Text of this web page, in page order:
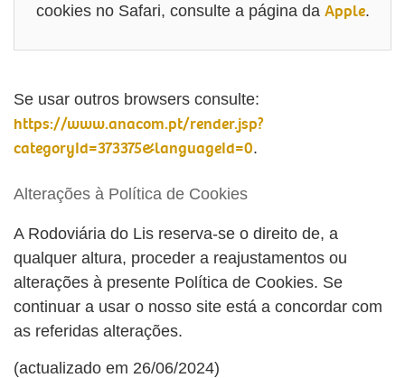
cookies no Safari, consulte a página da Apple.
Se usar outros browsers consulte:
https://www.anacom.pt/render.jsp?
categoryId=373375&languageId=0.
Alterações à Política de Cookies
A Rodoviária do Lis reserva-se o direito de, a
qualquer altura, proceder a reajustamentos ou
alterações à presente Política de Cookies. Se
continuar a usar o nosso site está a concordar com
as referidas alterações.
(actualizado em 26/06/2024)